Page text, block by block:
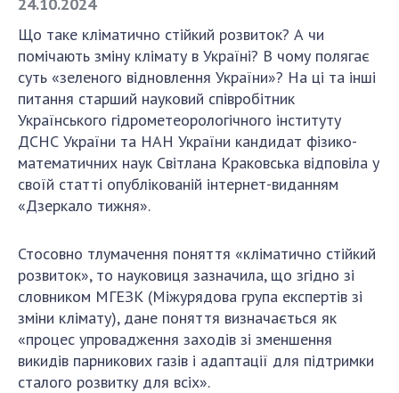
СТРУКТУРА
Президія НАН України
Апарат Президії
Секція фізико-технічних і математичних
наук
Секція хімічних і біологічних наук
Установи при Президії
Ради, комітети та комісії
Наукові центри МОН та НАН України
Громадські організації
Що таке кліматично стійкий розвиток? А чи
помічають зміну клімату в Україні? В чому полягає
суть «зеленого відновлення України»? На ці та інші
питання старший науковий співробітник
Українського гідрометеорологічного інституту
ДСНС України та НАН України кандидат фізико-
математичних наук Світлана Краковська відповіла у
своїй статті опублікованій інтернет-виданням
«Дзеркало тижня».
Стосовно тлумачення поняття «кліматично стійкий
розвиток», то науковиця зазначила, що згідно зі
словником МГЕЗК (Міжурядова група експертів зі
зміни клімату), дане поняття визначається як
«процес упровадження заходів зі зменшення
викидів парникових газів і адаптації для підтримки
сталого розвитку для всіх».